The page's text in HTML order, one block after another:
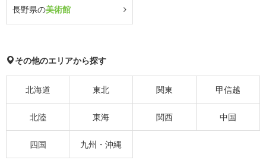
長野県の美術館
その他のエリアから探す
北海道 東北 関東 甲信越
北陸 東海 関西 中国
四国 九州・沖縄